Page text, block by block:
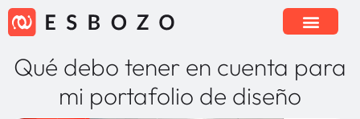
Qué debo tener en cuenta para
mi portafolio de diseño